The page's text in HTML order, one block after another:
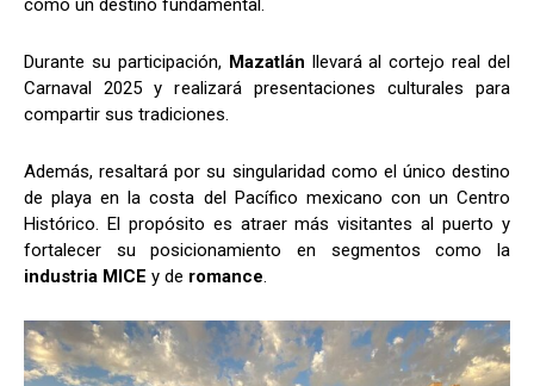
como un destino fundamental.
Durante su participación, Mazatlán llevará al cortejo real del
Carnaval 2025 y realizará presentaciones culturales para
compartir sus tradiciones.
Además, resaltará por su singularidad como el único destino
de playa en la costa del Pacífico mexicano con un Centro
Histórico. El propósito es atraer más visitantes al puerto y
fortalecer su posicionamiento en segmentos como la
industria MICE y de romance.